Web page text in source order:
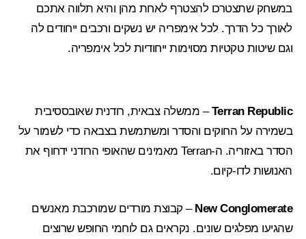
במשחק שתצטרכו להצטרף לאחת מהן והיא תלווה אתכם
לאורך כל הדרך. לכל אימפריה יש נשקים ורכבים ייחודים לה
וגם שיטות טקטיות מסוימות ייחודיות לכל אימפריה.
Terran Republic– ממשלה צבאית, רודנית שאובססיבית
בשמירה על החוקים והסדר ומשתמשת בצבאה כדי לשמור על
הסדר באזוריה. ה-Terran מאמינים שהאופי הרודני ידחוף את
האנושות לדו-קיום.
New Conglomerate – קבוצת מורדים שמורכבת מאנשים
שהגיעו מפלגים שונים. נקראים גם לוחמי החופש שרוצים